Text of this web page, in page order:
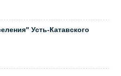
Усть-Катавского